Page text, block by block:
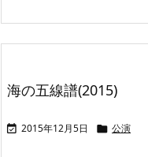
海の五線譜(2015)
 2015年12月5日  公演